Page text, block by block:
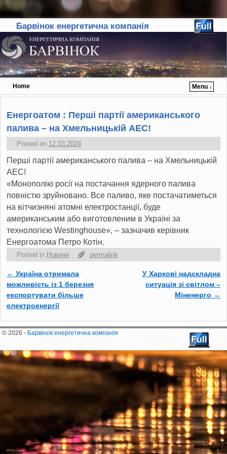
Барвінок енергетична компанія
Home
Menu ↓
Skip to primary content
Skip to secondary content
Енергоатом : Перші партії американського
палива – на Хмельницькій АЕС!
Posted on 12.03.2024
Перші партії американського палива – на Хмельницькій
АЕС!
«Монополію росії на постачання ядерного палива
повністю зруйновано. Все паливо, яке постачатиметься
на вітчизняні атомні електростанції, буде
американським або виготовленим в Україні за
технологією Westinghouse», – зазначив керівник
Енергоатома Петро Котін.
Posted in Новини permalink
Post navigation
← Україна отримала
можливість із 1 березня
експортувати більше
електроенергії
У Харкові надскладна
ситуація зі світлом –
Міненерго →
© 2026 - Барвінок енергетична компанія